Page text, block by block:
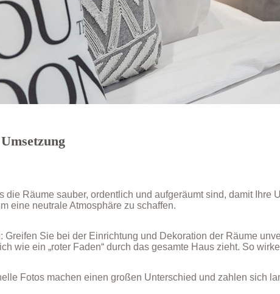
Räume sauber, ordentlich und aufgeräumt sind, damit Ihre
eine neutrale Atmosphäre zu schaffen.
Sie bei der Einrichtung und Dekoration der Räume
wie ein „roter Faden“ durch das gesamte Haus zieht. So
Fotos machen einen großen Unterschied und zahlen sich